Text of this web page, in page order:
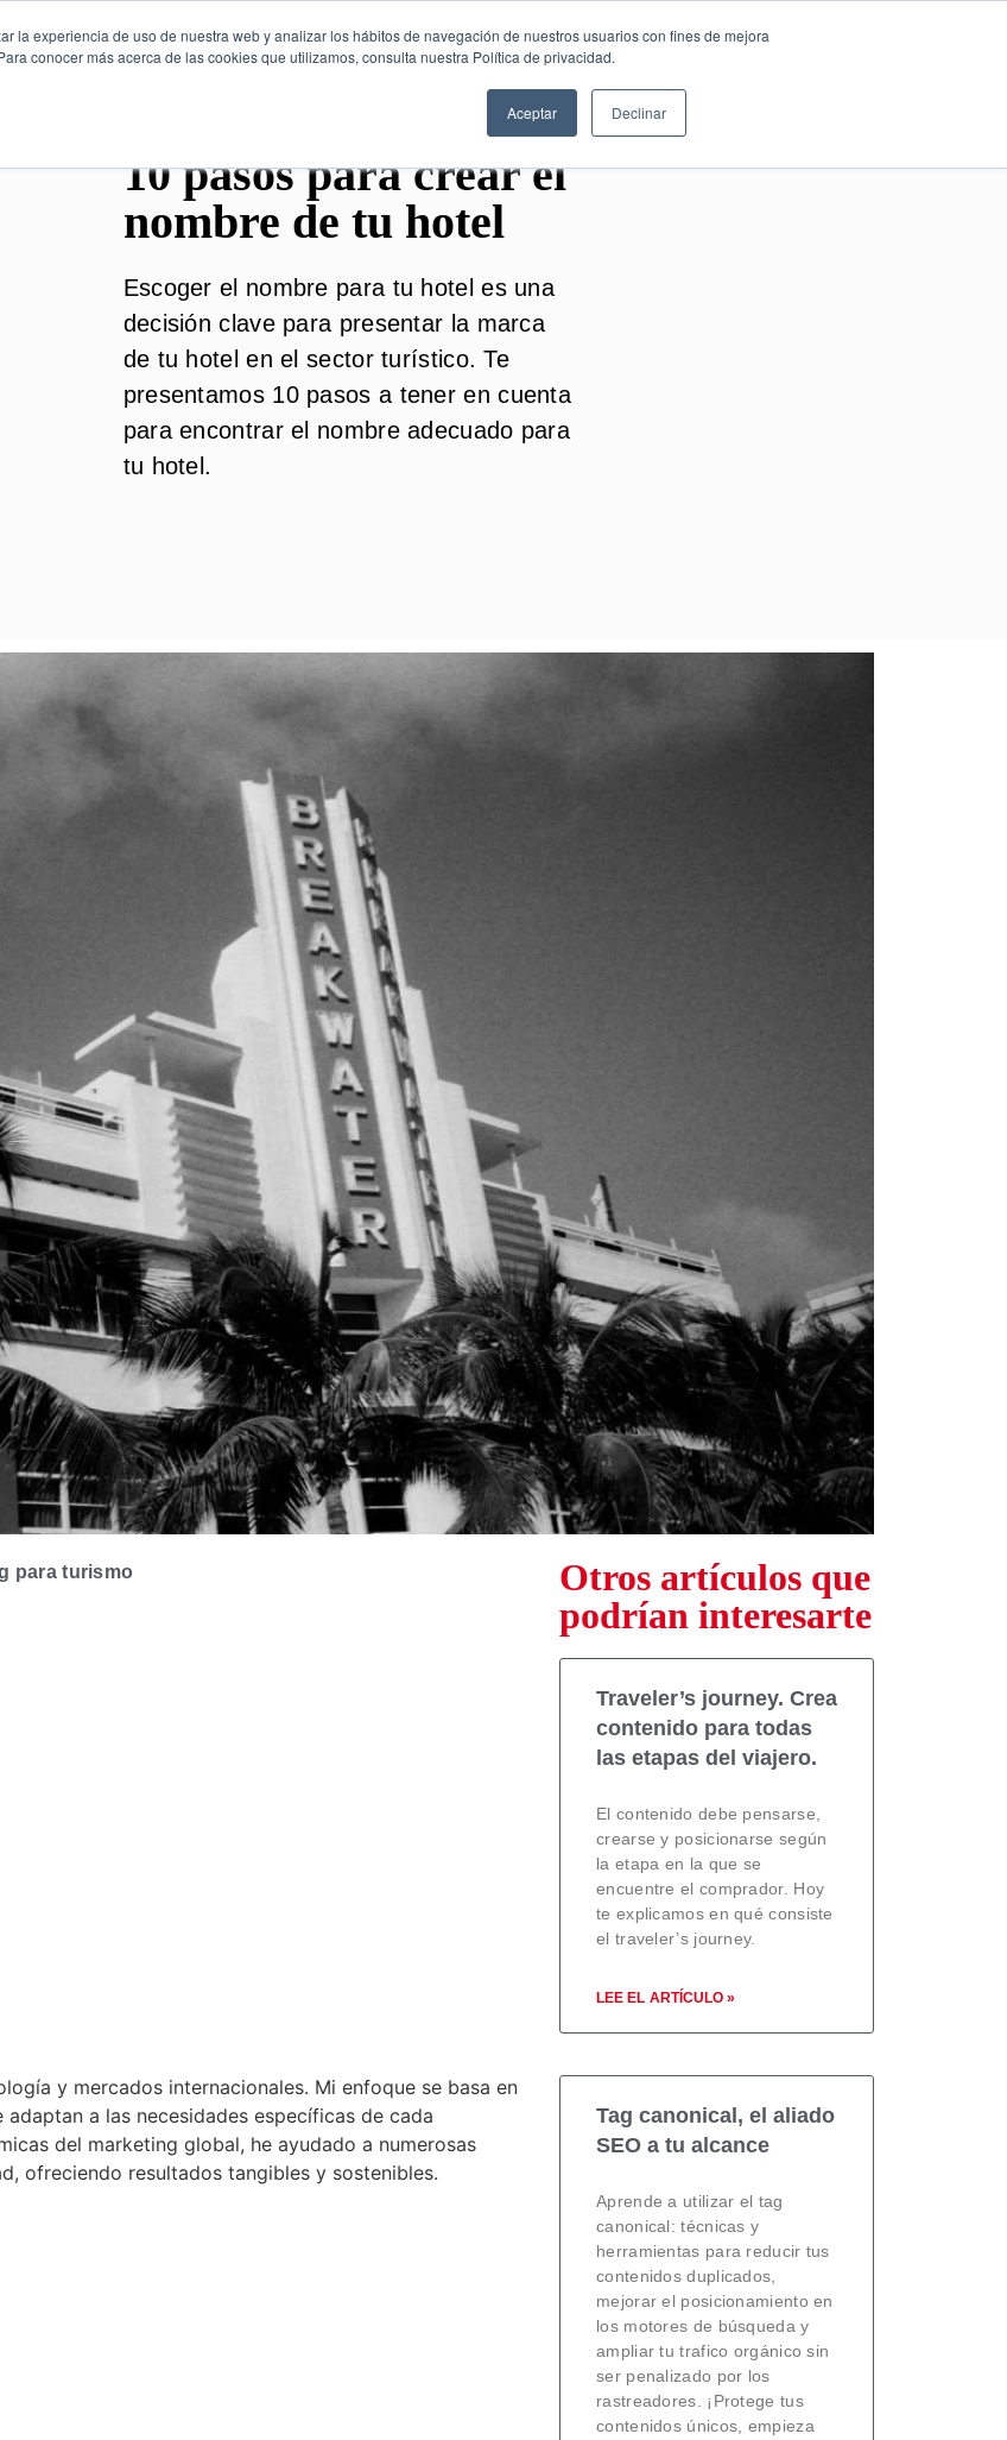
la experiencia de uso de nuestra web y analizar los hábitos de navegación de nuestros usuarios con fines de mejora
conocer más acerca de las cookies que utilizamos, consulta nuestra Política de privacidad.
Aceptar Declinar
10 pasos para crear el
nombre de tu hotel
Escoger el nombre para tu hotel es una
decisión clave para presentar la marca
de tu hotel en el sector turístico. Te
presentamos 10 pasos a tener en cuenta
para encontrar el nombre adecuado para
tu hotel.
para turismo
y mercados internacionales. Mi enfoque se basa en
a las necesidades específicas de cada
del marketing global, he ayudado a numerosas
ofreciendo resultados tangibles y sostenibles.
Otros artículos que
podrían interesarte
Traveler’s journey. Crea
contenido para todas
las etapas del viajero.
El contenido debe pensarse,
crearse y posicionarse según
la etapa en la que se
encuentre el comprador. Hoy
te explicamos en qué consiste
el traveler’s journey.
LEE EL ARTÍCULO »
Tag canonical, el aliado
SEO a tu alcance
Aprende a utilizar el tag
canonical: técnicas y
herramientas para reducir tus
contenidos duplicados,
mejorar el posicionamiento en
los motores de búsqueda y
ampliar tu trafico orgánico sin
ser penalizado por los
rastreadores. ¡Protege tus
contenidos únicos, empieza